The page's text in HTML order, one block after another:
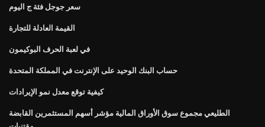
سعر جوجل فئة ج اليوم
القيمة العادلة للتجارة
في لعبة الحرف البوكيمون
حساب البنك الوحيد على الإنترنت في المملكة المتحدة
كيفية توقع معدل نمو الإيرادات
الطليعي مجموع سوق الأوراق المالية مؤشر أسهم المستثمرين القابضة